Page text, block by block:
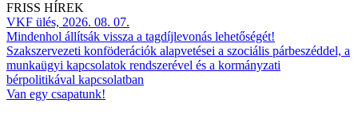
FRISS HÍREK
VKF ülés, 2026. 08. 07.
Mindenhol állítsák vissza a tagdíjlevonás lehetőségét!
Szakszervezeti konföderációk alapvetései a szociális párbeszéddel, a
munkaügyi kapcsolatok rendszerével és a kormányzati
bérpolitikával kapcsolatban
Van egy csapatunk!